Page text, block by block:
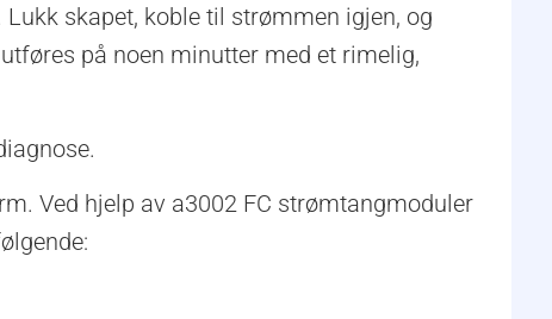
skapet, koble til strømmen igjen, og
på noen minutter med et rimelig,
Ved hjelp av a3002 FC strømtangmoduler